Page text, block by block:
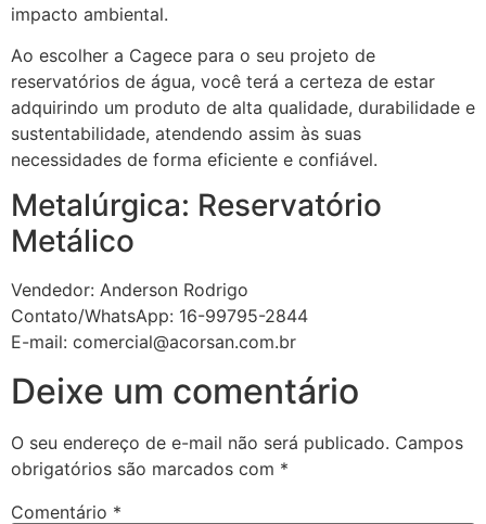
impacto ambiental.
Ao escolher a Cagece para o seu projeto de
reservatórios de água, você terá a certeza de estar
adquirindo um produto de alta qualidade, durabilidade e
sustentabilidade, atendendo assim às suas
necessidades de forma eficiente e confiável.
Metalúrgica: Reservatório
Metálico
Vendedor: Anderson Rodrigo
Contato/WhatsApp: 16-99795-2844
E-mail: comercial@acorsan.com.br
Deixe um comentário
O seu endereço de e-mail não será publicado. Campos
obrigatórios são marcados com *
Comentário *